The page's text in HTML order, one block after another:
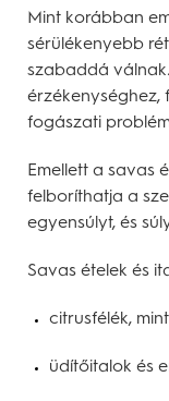
Mint korábban
sérülékenyebb
szabaddá
fogászati
Emellett a savas
felboríthatja a
egyensúlyt, és
Savas ételek és
citrusfélék,
üdítőitalok és